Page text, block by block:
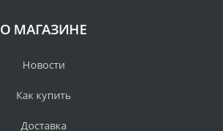
О МАГАЗИНЕ
Новости
Как купить
Доставка